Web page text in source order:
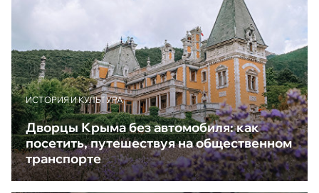
ИСТОРИЯ И КУЛЬТУРА
Дворцы Крыма без автомобиля: как
посетить, путешествуя на общественном
транспорте